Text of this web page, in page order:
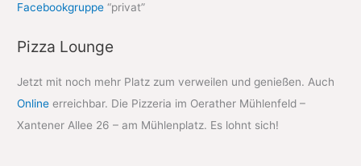
Facebookgruppe “privat”
Pizza Lounge
Jetzt mit noch mehr Platz zum verweilen und genießen. Auch
Online erreichbar. Die Pizzeria im Oerather Mühlenfeld –
Xantener Allee 26 – am Mühlenplatz. Es lohnt sich!